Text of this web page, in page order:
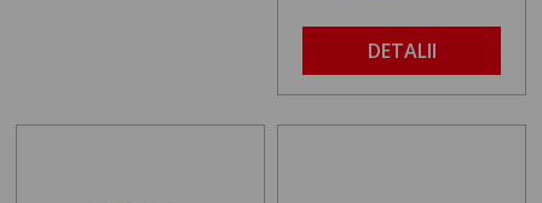
DETALII